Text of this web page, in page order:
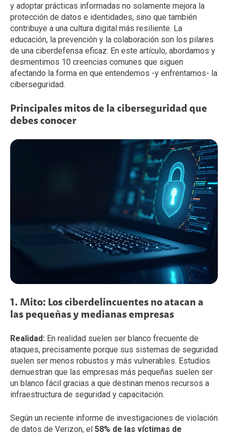
y adoptar prácticas informadas no solamente mejora la
protección de datos e identidades, sino que también
contribuye a una cultura digital más resiliente. La
educación, la prevención y la colaboración son los pilares
de una ciberdefensa eficaz. En este artículo, abordamos y
desmentimos 10 creencias comunes que siguen
afectando la forma en que entendemos -y enfrentamos- la
ciberseguridad.
Principales mitos de la ciberseguridad que
debes conocer
1. Mito: Los ciberdelincuentes no atacan a
las pequeñas y medianas empresas
Realidad: En realidad suelen ser blanco frecuente de
ataques, precisamente porque sus sistemas de seguridad
suelen ser menos robustos y más vulnerables. Estudios
demuestran que las empresas más pequeñas suelen ser
un blanco fácil gracias a que destinan menos recursos a
infraestructura de seguridad y capacitación.
Según un reciente informe de investigaciones de violación
de datos de Verizon, el 58% de las víctimas de